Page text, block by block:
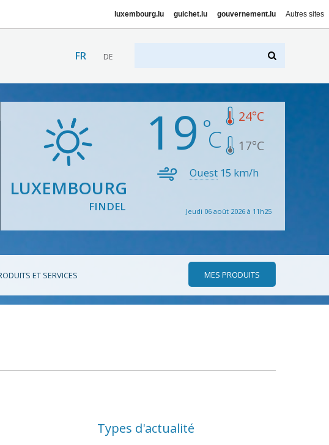
luxembourg.lu guichet.lu gouvernement.lu Autres sites
FR DE
LUXEMBOURG
FINDEL
19 24°C
17°C
Ouest 15 km/h
Jeudi 06 août 2026 à 11h25
ET SERVICES MES PRODUITS
Types d'actualité